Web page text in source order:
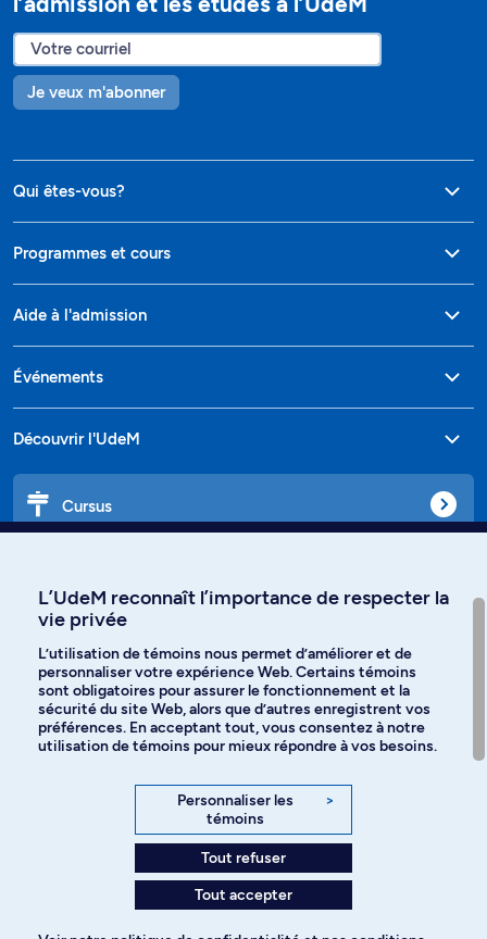
Je veux m'abonner
Qui êtes-vous?
Programmes et cours
Aide à l'admission
Événements
Découvrir l'UdeM
Cursus
Langues
Facebook Instagram
YouTube
Politique de confidentialité
L’UdeM reconnaît l’importance de respecter la
vie privée
L’utilisation de témoins nous permet d’améliorer et de
personnaliser votre expérience Web. Certains témoins
sont obligatoires pour assurer le fonctionnement et la
sécurité du site Web, alors que d’autres enregistrent vos
préférences. En acceptant tout, vous consentez à notre
utilisation de témoins pour mieux répondre à vos besoins.
Personnaliser les
témoins
>
Tout refuser
Tout accepter